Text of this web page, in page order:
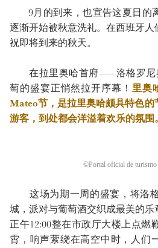
9月的到来，也宣告这夏日的
逐渐开始被秋意洗礼。在西班牙
祝即将到来的秋天。
在拉里奥哈首府——洛格罗尼
萄的盛宴正悄然拉开序幕！ 里奥
Mateo节，是拉里奥哈颇具特色
游客，到处都会洋溢着欢乐的氛围。
©Portal oficial de turismo
这场为期一周的盛宴，将洛
城，派对与葡萄酒交织成最美的
正午12:00整在市政厅大楼上点燃
霄，响声萦绕在高空中时，人们